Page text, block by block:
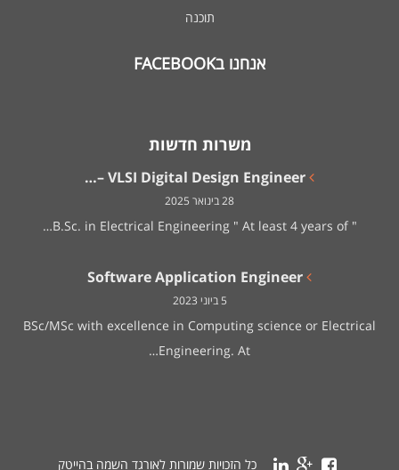
תוכנה
אנחנו בFACEBOOK
משרות חדשות
VLSI Digital Design Engineer –…
28 בינואר 2025
" B.Sc. in Electrical Engineering " At least 4 years of…
Software Application Engineer
5 ביוני 2023
BSc/MSc with excellence in Computing science or Electrical
Engineering. At…
כל הזכויות שמורות לאורגד השמה בהייטק